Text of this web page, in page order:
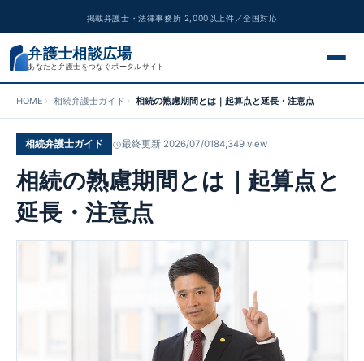
掲載弁護士・法律事務所 2,000以上件／全国対応
弁護士相談広場
あなたと弁護士をつなぐポータルサイト
交通事故
離婚問題
遺産相続
債務整理
HOME 相続弁護士ガイド 相続の熟慮期間とは｜起算点と延長・注意点
相続弁護士ガイド 最終更新 2026/07/0184,349 view
相続の熟慮期間とは｜起算点と
延長・注意点